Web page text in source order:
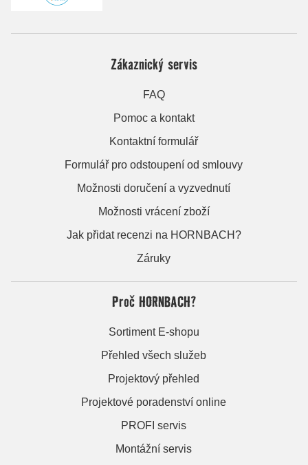
Zákaznický servis
FAQ
Pomoc a kontakt
Kontaktní formulář
Formulář pro odstoupení od smlouvy
Možnosti doručení a vyzvednutí
Možnosti vrácení zboží
Jak přidat recenzi na HORNBACH?
Záruky
Proč HORNBACH?
Sortiment E-shopu
Přehled všech služeb
Projektový přehled
Projektové poradenství online
PROFI servis
Montážní servis